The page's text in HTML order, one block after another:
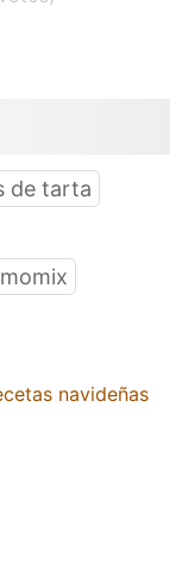
de tarta
navideñas